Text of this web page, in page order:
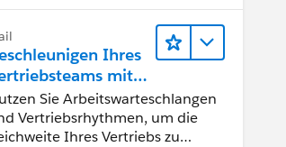
Sie strategische
und schließen
den Lead-zu-Cash-Zyklus
ab.
Ihres
mit
Engagement
Sie Arbeitswarteschlangen
Vertriebsrhythmen, um die
Ihres Vertriebs zu